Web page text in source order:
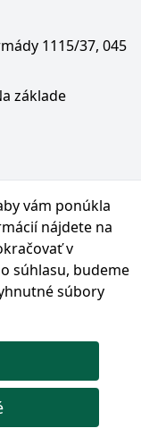
vám ponúkla
nájdete na
v
súhlasu, budeme
súbory
1115/37, 045
základe
Bratislava - m. č.
práva vyhradené.